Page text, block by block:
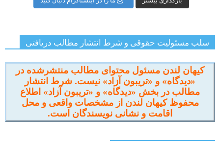
سلب مسئولیت حقوقی و شرط انتشار مطالب دریافتی
کیهان لندن مسئول محتوای مطالب منتشرشده در
«دیدگاه» و «تریبون آزاد» نیست. شرط انتشار
مطالب در بخش «دیدگاه» و «تریبون آزاد» اطلاع
محفوظ کیهان لندن از مشخصات واقعی و محل
اقامت و نشانی نویسندگان است.